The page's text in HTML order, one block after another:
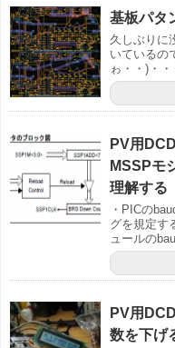
基板パタ
久しぶりに
いているの
ゎ・・)・
PV用
MSSPモ
理解する
・PICの
グを規定す
ュールの
PV用
数を下げ